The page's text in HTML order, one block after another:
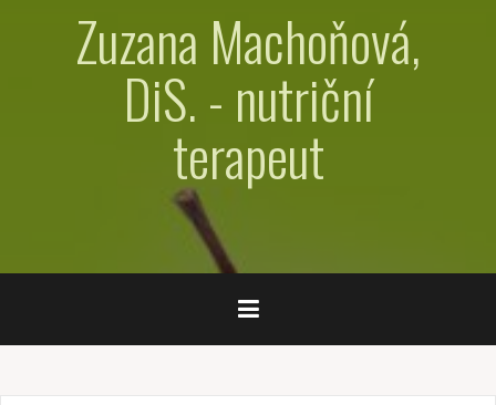
Zuzana Machoňová,
DiS. - nutriční
terapeut